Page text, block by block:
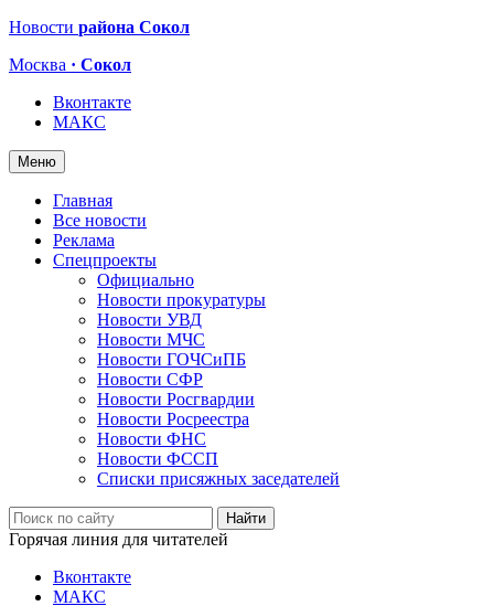
Новости района Сокол
Москва · Сокол
Вконтакте
МАКС
Меню
Главная
Все новости
Реклама
Спецпроекты
Официально
Новости прокуратуры
Новости УВД
Новости МЧС
Новости ГОЧСиПБ
Новости СФР
Новости Росгвардии
Новости Росреестра
Новости ФНС
Новости ФССП
Списки присяжных заседателей
Горячая линия для читателей
Вконтакте
МАКС